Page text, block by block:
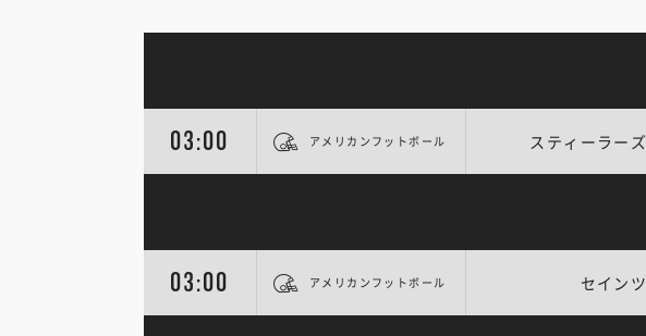
03:00 アメリカンフットボール スティーラーズ
03:00 アメリカンフットボール セインツ